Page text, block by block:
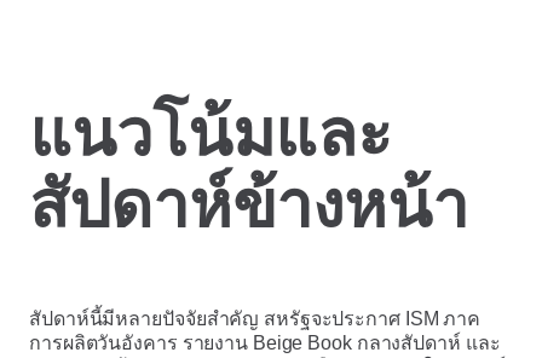
แนวโน้มและ
สัปดาห์ข้างหน้า
สัปดาห์นี้มีหลายปัจจัยสำคัญ สหรัฐจะประกาศ ISM ภาค
การผลิตวันอังคาร รายงาน Beige Book กลางสัปดาห์ และ